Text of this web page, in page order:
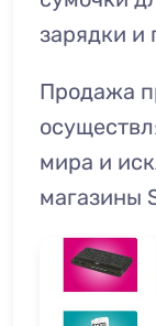
зарядки и
Продажа
мира и
магазины